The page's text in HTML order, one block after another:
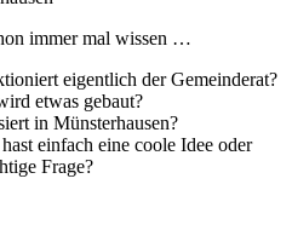
immer mal wissen …
eigentlich der Gemeinderat?
etwas gebaut?
in Münsterhausen?
einfach eine coole Idee oder
Frage?